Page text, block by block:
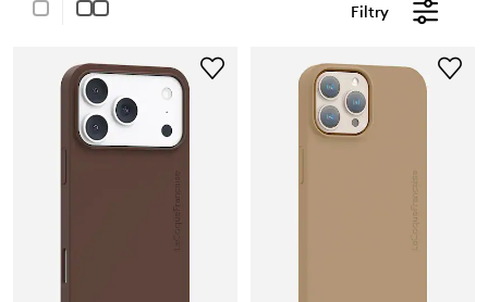
Filtry